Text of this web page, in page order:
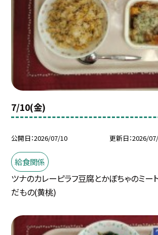
7/10(金)
公開日 2026/07/10 更新日 2026/
給食関係
ツナのカレーピラフ豆腐とかぼちゃのミー
だもの(黄桃)